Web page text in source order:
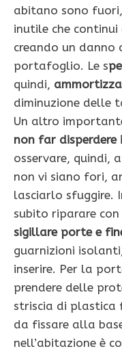
abitano sono
inutile che
creando un danno
portafoglio. Le s
quindi,
diminuzione delle
Un altro
non far
osservare, quindi,
non vi siano fori,
lasciarlo sfuggire.
subito riparare
sigillare porte e
guarnizioni
inserire. Per la
prendere delle
striscia di plastica
da fissare alla
nell’abitazione è